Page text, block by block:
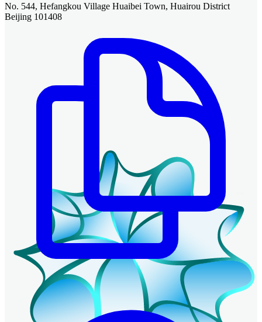
No. 544, Hefangkou Village Huaibei Town, Huairou District
Beijing 101408